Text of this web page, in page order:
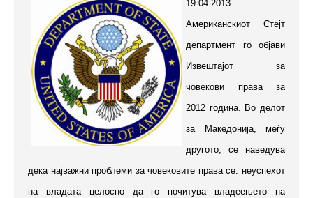
19.04.2013
Американскиот Стејт
департмент го објави
Извештајот за
човекови права за
2012 година. Во делот
за Македонија, меѓу
другото, се наведува
дека најважни проблеми за човековите права се: неуспехот
на владата целосно да го почитува владеењето на